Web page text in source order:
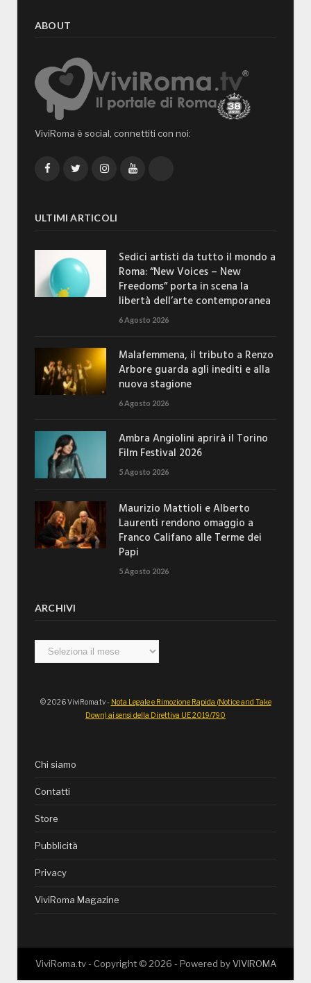
ABOUT
ViviRoma è social, connettiti con noi:
FacebookTwitterInstagramYouTube
ULTIMI ARTICOLI
Sedici artisti da tutto il mondo a
Roma: “New Voices – New
Freedoms” porta in scena la
libertà dell’arte contemporanea
6 Agosto 2026
Malafemmena, il tributo a Renzo
Arbore guarda agli inediti e alla
nuova stagione
6 Agosto 2026
Ambra Angiolini aprirà il Torino
Film Festival 2026
5 Agosto 2026
Maurizio Mattioli e Alberto
Laurenti rendono omaggio a
Franco Califano alle Terme dei
Papi
5 Agosto 2026
ARCHIVI
Archivi
© 2026 ViviRoma.tv - Nota Legale e Rimozione Rapida (Notice and Take
Down) ai sensi della Direttiva UE 2019/790
Chi siamo
Contatti
Store
Pubblicità
Privacy
ViviRoma Magazine
ViviRoma.tv - Copyright © 2026 - Powered byVIVIROMA